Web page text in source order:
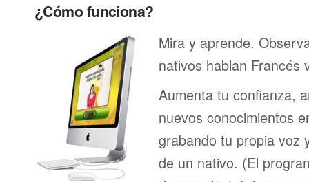
¿Cómo funciona?
Mira y aprende.
nativos hablan Francés
Aumenta tu confianza,
nuevos conocimientos
grabando tu propia voz
de un nativo. (El